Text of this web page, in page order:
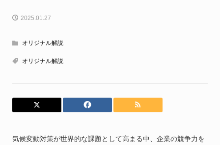
2025.01.27
オリジナル解説
オリジナル解説
気候変動対策が世界的な課題として高まる中、企業の競争力を